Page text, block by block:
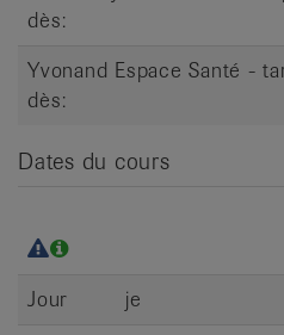
dès:
Yvonand Espace Santé -
dès:
Dates du cours
Jour
je